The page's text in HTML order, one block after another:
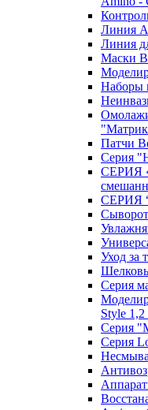
Линия
Линия
Маски
Наборы
Патчи
Серия
СЕРИЯ
СЕРИЯ
Уход за
Серия
Style 1,2
Серия
Cерия